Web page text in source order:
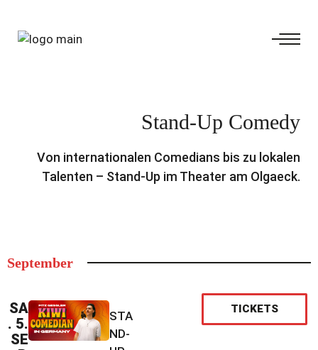
Stand-Up Comedy
Von internationalen Comedians bis zu lokalen
Talenten – Stand-Up im Theater am Olgaeck.
September
SA
. 5.
SE
STA
ND-
TICKETS